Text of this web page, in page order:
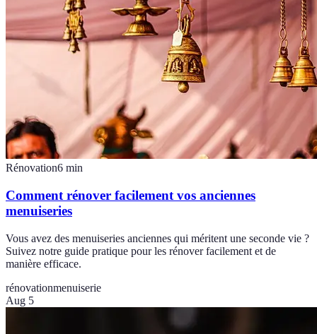
Rénovation6 min
Comment rénover facilement vos anciennes
menuiseries
Vous avez des menuiseries anciennes qui méritent une seconde vie ?
Suivez notre guide pratique pour les rénover facilement et de
manière efficace.
rénovationmenuiserie
Aug 5